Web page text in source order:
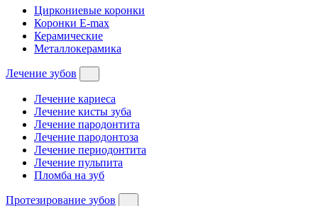
Циркониевые коронки
Коронки E-max
Керамические
Металлокерамика
Лечение зубов
Лечение кариеса
Лечение кисты зуба
Лечение пародонтита
Лечение пародонтоза
Лечение периодонтита
Лечение пульпита
Пломба на зуб
Протезирование зубов